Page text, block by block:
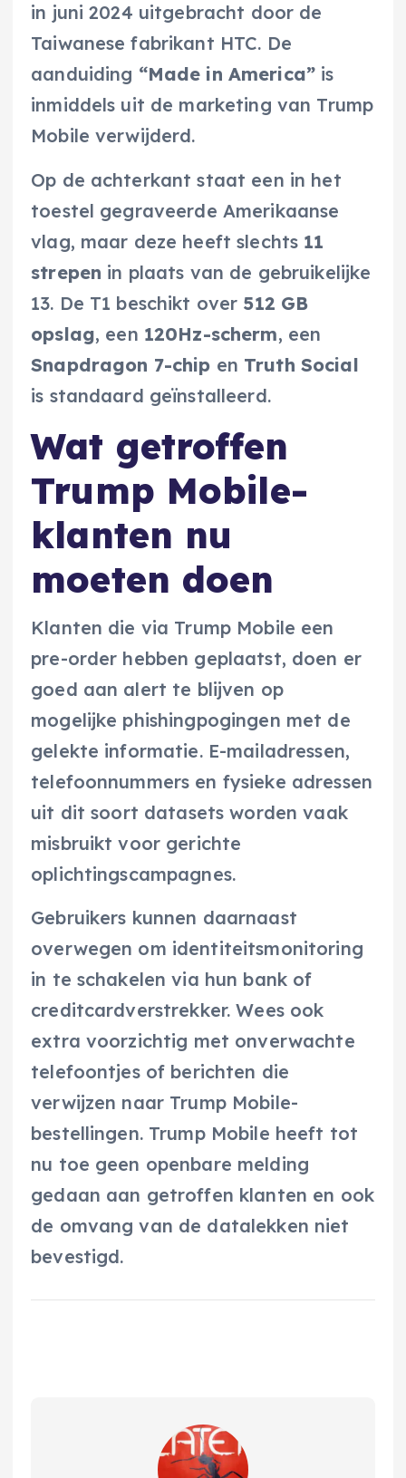
in juni 2024 uitgebracht door de
Taiwanese fabrikant HTC. De
aanduiding “Made in America” is
inmiddels uit de marketing van Trump
Mobile verwijderd.
Op de achterkant staat een in het
toestel gegraveerde Amerikaanse
vlag, maar deze heeft slechts 11
strepen in plaats van de gebruikelijke
13. De T1 beschikt over 512 GB
opslag, een 120Hz-scherm, een
Snapdragon 7-chip en Truth Social
is standaard geïnstalleerd.
Wat getroffen
Trump Mobile-
klanten nu
moeten doen
Klanten die via Trump Mobile een
pre-order hebben geplaatst, doen er
goed aan alert te blijven op
mogelijke phishingpogingen met de
gelekte informatie. E-mailadressen,
telefoonnummers en fysieke adressen
uit dit soort datasets worden vaak
misbruikt voor gerichte
oplichtingscampagnes.
Gebruikers kunnen daarnaast
overwegen om identiteitsmonitoring
in te schakelen via hun bank of
creditcardverstrekker. Wees ook
extra voorzichtig met onverwachte
telefoontjes of berichten die
verwijzen naar Trump Mobile-
bestellingen. Trump Mobile heeft tot
nu toe geen openbare melding
gedaan aan getroffen klanten en ook
de omvang van de datalekken niet
bevestigd.